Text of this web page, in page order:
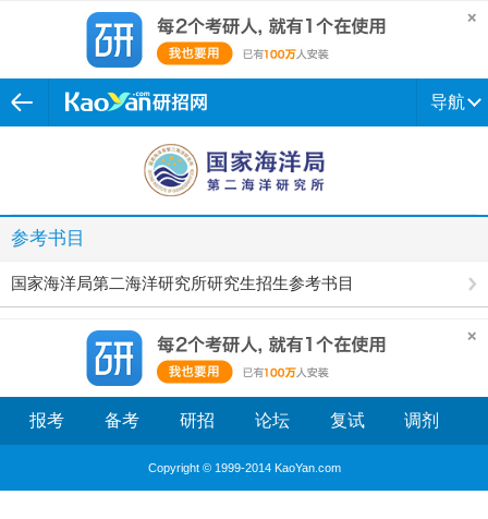
导航
参考书目
国家海洋局第二海洋研究所研究生招生参考书目
报考 备考 研招 论坛 复试 调剂
Copyright © 1999-2014 KaoYan.com